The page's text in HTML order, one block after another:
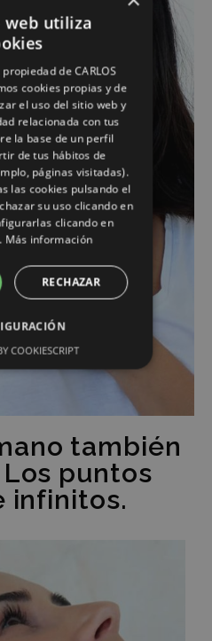
también
puntos
infinitos.
web utiliza
de CARLOS
cookies propias y de
el uso del sitio web y
relacionada con tus
la base de un perfil
de tus hábitos de
páginas visitadas).
las cookies pulsando el
su uso clicando en
clicando en
Más información
RECHAZAR
COOKIESCRIPT